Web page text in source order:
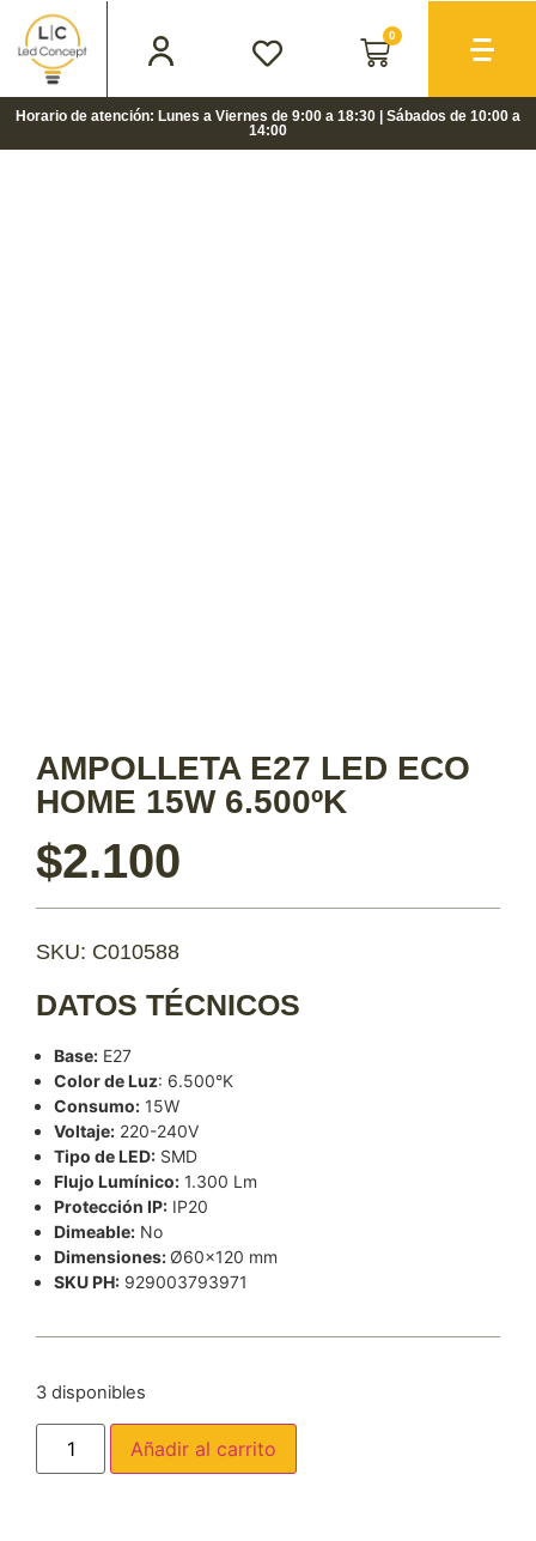
0
Horario de atención: Lunes a Viernes de 9:00 a 18:30 | Sábados de 10:00 a
14:00
AMPOLLETA E27 LED ECO
HOME 15W 6.500ºK
$2.100
SKU: C010588
DATOS TÉCNICOS
Base: E27
Color de Luz: 6.500°K
Consumo: 15W
Voltaje: 220-240V
Tipo de LED: SMD
Flujo Lumínico: 1.300 Lm
Protección IP: IP20
Dimeable: No
Dimensiones: Ø60×120 mm
SKU PH: 929003793971
3 disponibles
Añadir al carrito